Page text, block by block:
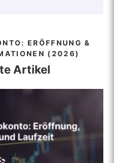
ERÖFFNUNG &
(2026)
Artikel